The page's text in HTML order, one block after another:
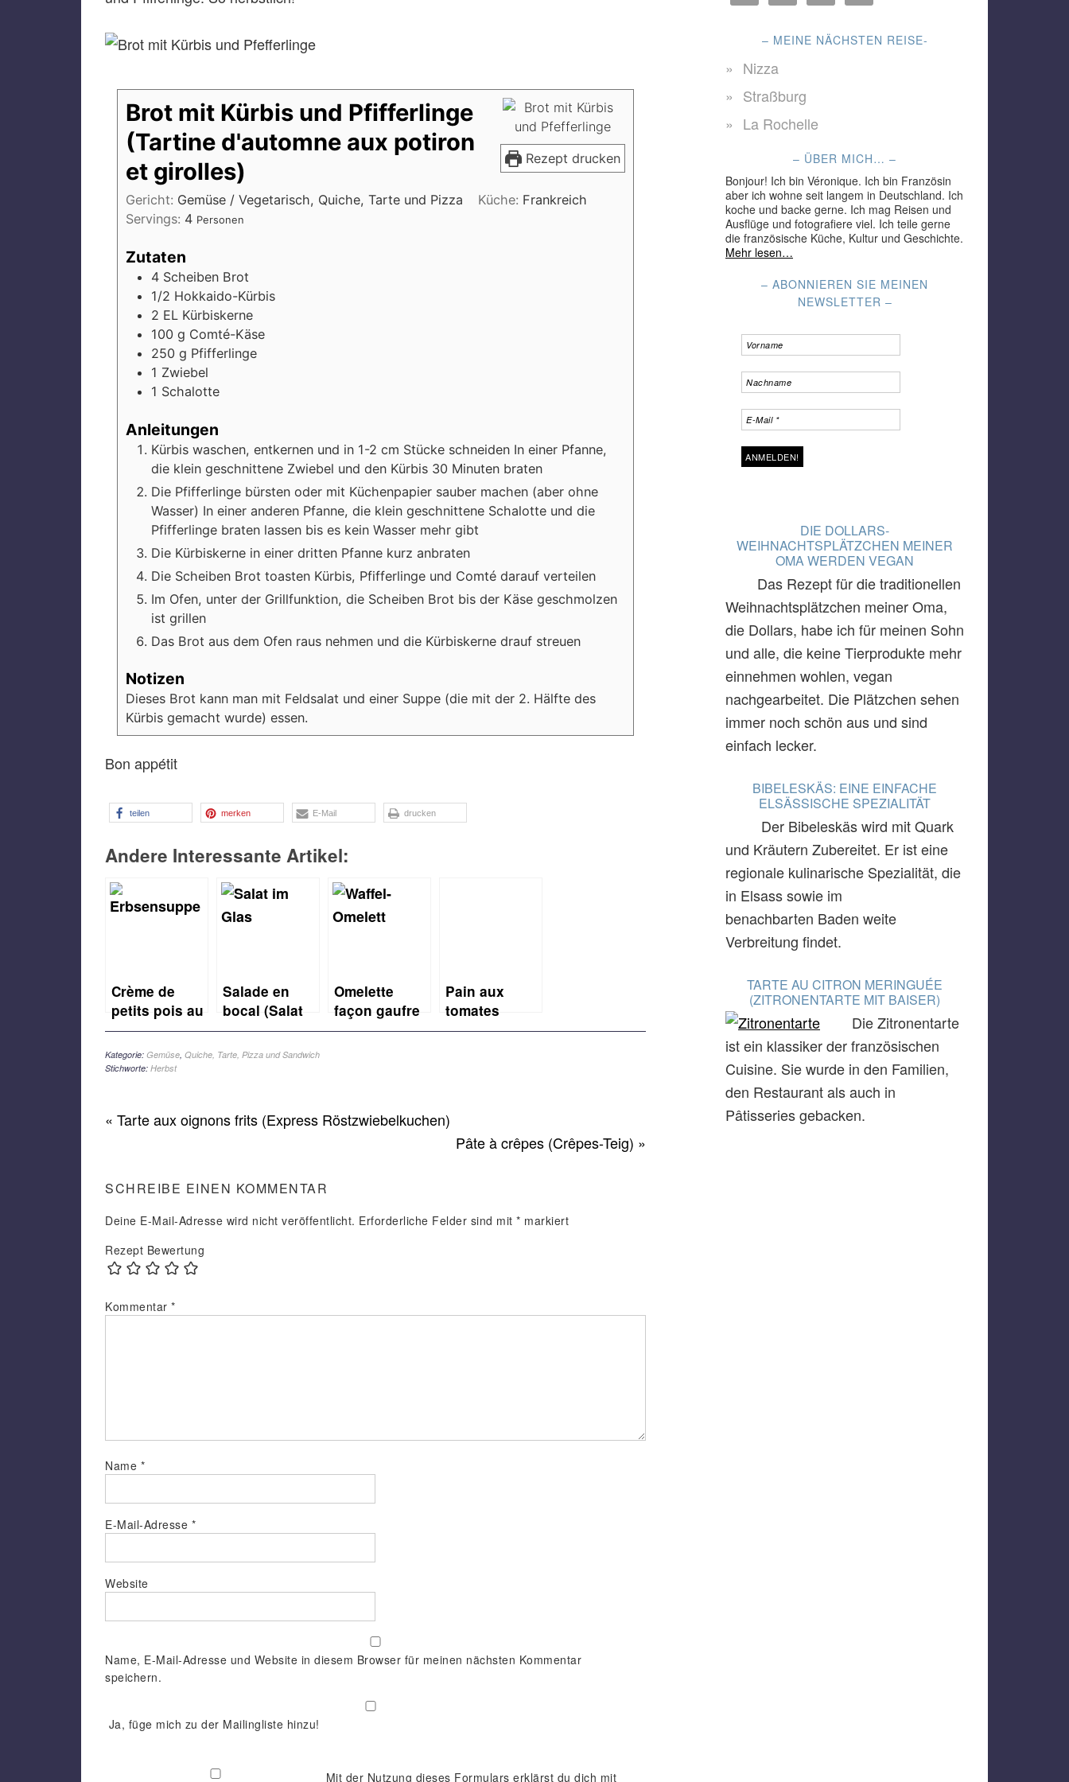
Rezept drucken
Brot mit Kürbis und Pfifferlinge
(Tartine d'automne aux potiron
et girolles)
Gericht: Gemüse / Vegetarisch, Quiche, Tarte und Pizza Küche: Frankreich
Servings: 4 Personen
Zutaten
4 Scheiben Brot
1/2 Hokkaido-Kürbis
2 EL Kürbiskerne
100 g Comté-Käse
250 g Pfifferlinge
1 Zwiebel
1 Schalotte
Anleitungen
Kürbis waschen, entkernen und in 1-2 cm Stücke schneiden In einer Pfanne,
die klein geschnittene Zwiebel und den Kürbis 30 Minuten braten
Die Pfifferlinge bürsten oder mit Küchenpapier sauber machen (aber ohne
Wasser) In einer anderen Pfanne, die klein geschnittene Schalotte und die
Pfifferlinge braten lassen bis es kein Wasser mehr gibt
Die Kürbiskerne in einer dritten Pfanne kurz anbraten
Die Scheiben Brot toasten Kürbis, Pfifferlinge und Comté darauf verteilen
Im Ofen, unter der Grillfunktion, die Scheiben Brot bis der Käse geschmolzen
ist grillen
Das Brot aus dem Ofen raus nehmen und die Kürbiskerne drauf streuen
Notizen
Dieses Brot kann man mit Feldsalat und einer Suppe (die mit der 2. Hälfte des
Kürbis gemacht wurde) essen.
Bon appétit
teilen merken E-Mail drucken
Andere Interessante Artikel:
Crème de
petits pois au
chèvre et aux
croûtons
(Französische
Salade en
bocal (Salat
im Glas)
Omelette
façon gaufre
(Omelett in
Pain aux
tomates
séchées et au
Rosmarin)
Kategorie: Gemüse Quiche, Tarte, Pizza und Sandwich
Stichworte: Herbst
« Tarte aux oignons frits (Express Röstzwiebelkuchen)
Pâte à crêpes (Crêpes-Teig) »
SCHREIBE EINEN KOMMENTAR
Deine E-Mail-Adresse wird nicht veröffentlicht. Erforderliche Felder sind mit * markiert
Rezept Bewertung
Kommentar *
Name *
E-Mail-Adresse *
Website
Name, E-Mail-Adresse und Website in diesem Browser für meinen nächsten Kommentar
speichern.
Ja, füge mich zu der Mailingliste hinzu!
Mit der Nutzung dieses Formulars erklärst du dich mit
– MEINE NÄCHSTEN REISE-
Nizza
Straßburg
La Rochelle
– ÜBER MICH… –
Bonjour! Ich bin Véronique. Ich bin Französin
aber ich wohne seit langem in Deutschland. Ich
koche und backe gerne. Ich mag Reisen und
Ausflüge und fotografiere viel. Ich teile gerne
die französische Küche, Kultur und Geschichte.
Mehr lesen…
– ABONNIEREN SIE MEINEN
NEWSLETTER –
DIE DOLLARS-
WEIHNACHTSPLÄTZCHEN MEINER
OMA WERDEN VEGAN
Das Rezept für die traditionellen
Weihnachtsplätzchen meiner Oma,
die Dollars, habe ich für meinen Sohn
und alle, die keine Tierprodukte mehr
einnehmen wohlen, vegan
nachgearbeitet. Die Plätzchen sehen
immer noch schön aus und sind
einfach lecker.
BIBELESKÄS: EINE EINFACHE
ELSÄSSISCHE SPEZIALITÄT
Der Bibeleskäs wird mit Quark
und Kräutern Zubereitet. Er ist eine
regionale kulinarische Spezialität, die
in Elsass sowie im
benachbarten Baden weite
Verbreitung findet.
TARTE AU CITRON MERINGUÉE
(ZITRONENTARTE MIT BAISER)
Die Zitronentarte
ist ein klassiker der französischen
Cuisine. Sie wurde in den Familien,
den Restaurant als auch in
Pâtisseries gebacken.